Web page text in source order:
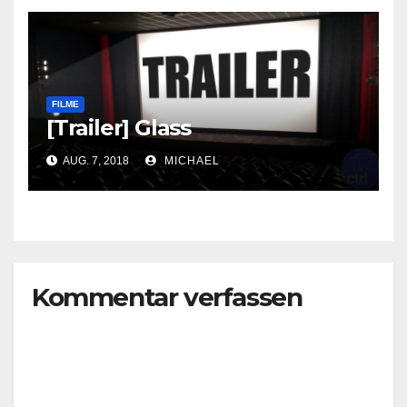
FILME
[Trailer] Glass
AUG. 7, 2018 MICHAEL
Kommentar verfassen